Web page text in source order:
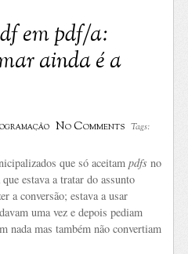
em pdf/a:
ainda é a
No Comments Tags:
que só aceitampdfs no
estava a tratar do assunto
a conversão; estava a usar
uma vez e depois pediam
nada mas também não convertiam